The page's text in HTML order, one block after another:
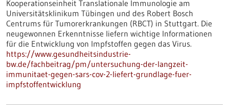
Kooperationseinheit Translationale Immunologie am
Universitätsklinikum Tübingen und des Robert Bosch
Centrums für Tumorerkrankungen (RBCT) in Stuttgart. Die
neugewonnen Erkenntnisse liefern wichtige Informationen
für die Entwicklung von Impfstoffen gegen das Virus.
https://www.gesundheitsindustrie-
bw.de/fachbeitrag/pm/untersuchung-der-langzeit-
immunitaet-gegen-sars-cov-2-liefert-grundlage-fuer-
impfstoffentwicklung